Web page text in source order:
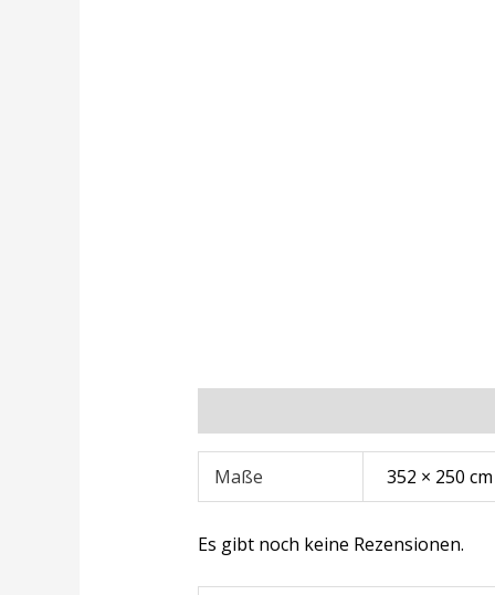
Maße 352 × 250 cm
Es gibt noch keine Rezensionen.